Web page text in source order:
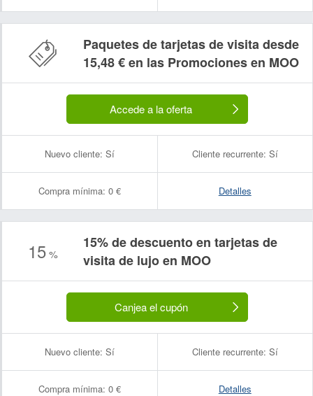
Paquetes de tarjetas de visita desde
15,48 € en las Promociones en MOO
Accede a la oferta
Nuevo cliente: Sí Cliente recurrente: Sí
Compra mínima: 0 € Detalles
15 %
15% de descuento en tarjetas de
visita de lujo en MOO
Canjea el cupón
Nuevo cliente: Sí Cliente recurrente: Sí
Compra mínima: 0 € Detalles